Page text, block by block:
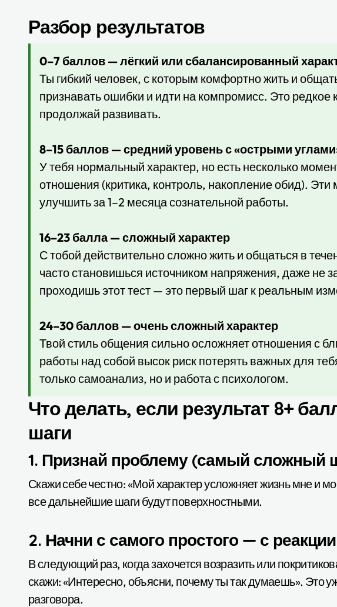
Разбор результатов
0–7 баллов — лёгкий или сбалансированный
Ты гибкий человек, с которым комфортно жить и
признавать ошибки и идти на компромисс. Это редкое
продолжай развивать.
8–15 баллов — средний уровень с «острыми
У тебя нормальный характер, но есть несколько
отношения (критика, контроль, накопление обид).
улучшить за 1–2 месяца сознательной работы.
16–23 балла — сложный характер
С тобой действительно сложно жить и общаться в
часто становишься источником напряжения, даже не
проходишь этот тест — это первый шаг к реальным
24–30 баллов — очень сложный характер
Твой стиль общения сильно осложняет отношения с
работы над собой высок риск потерять важных для
только самоанализ, но и работа с психологом.
Что делать, если результат 8+
шаги
1. Признай проблему (самый сложный
Скажи себе честно: «Мой характер усложняет жизнь мне и
все дальнейшие шаги будут поверхностными.
2. Начни с самого простого — с
В следующий раз, когда захочется возразить или
скажи: «Интересно, объясни, почему ты так думаешь». Это
разговора.